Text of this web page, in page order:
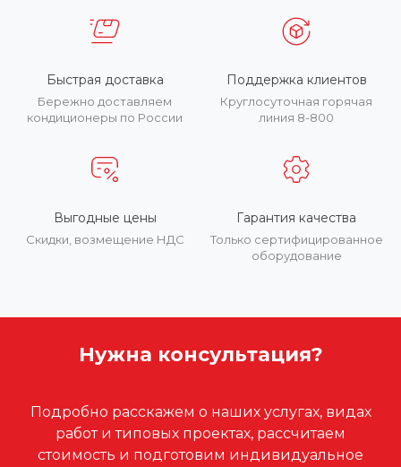
Быстрая доставка
Бережно доставляем
кондиционеры по России
Поддержка клиентов
Круглосуточная горячая
линия 8-800
Выгодные цены
Скидки, возмещение НДС
Гарантия качества
Только сертифицированное
оборудование
Нужна консультация?
Подробно расскажем о наших услугах, видах
работ и типовых проектах, рассчитаем
стоимость и подготовим индивидуальное